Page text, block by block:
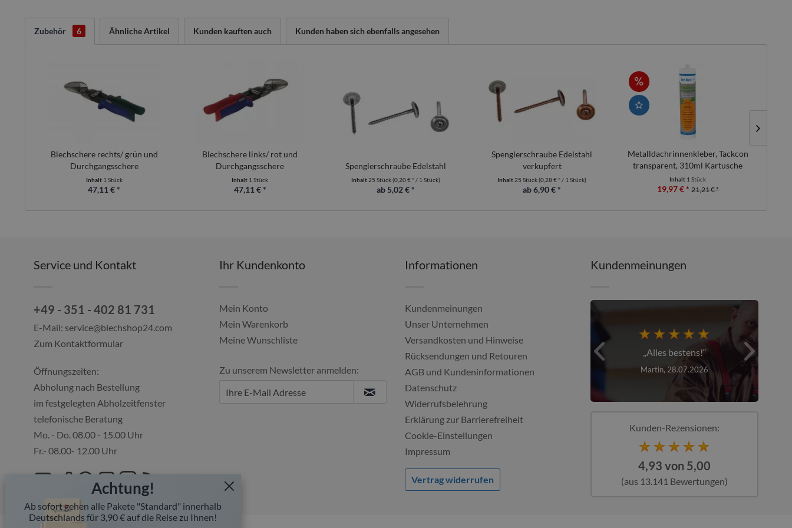
Achtung!
Ab sofort gehen alle Pakete "Standard" innerhalb
Deutschlands für 3,90 € auf die Reise zu Ihnen!
Zubehör 6 Ähnliche Artikel Kunden kauften auch Kunden haben sich ebenfalls angesehen
Blechschere rechts/ grün und
Durchgangsschere
Inhalt 1 Stück
47,11 € *
Blechschere links/ rot und
Durchgangsschere
Inhalt 1 Stück
47,11 € *
Spenglerschraube Edelstahl
Inhalt 25 Stück(0,20 € * / 1 Stück)
ab 5,02 € *
Spenglerschraube Edelstahl
verkupfert
Inhalt 25 Stück(0,28 € * / 1 Stück)
ab 6,90 € *
Metalldachrinnenkleber, Tackcon
transparent, 310ml Kartusche
Inhalt 1 Stück
19,97 € * 21,21 € *
Service und Kontakt
+49 - 351 - 402 81 731
E-Mail: service@blechshop24.com
Zum Kontaktformular
Öffnungszeiten:
Abholung nach Bestellung
im festgelegten Abholzeitfenster
telefonische Beratung
Mo. - Do. 08.00 - 15.00 Uhr
Fr.- 08.00- 12.00 Uhr
Ihr Kundenkonto
Mein Konto
Mein Warenkorb
Meine Wunschliste
Zu unserem Newsletter anmelden:
Informationen
Kundenmeinungen
Unser Unternehmen
Versandkosten und Hinweise
Rücksendungen und Retouren
AGB und Kundeninformationen
Datenschutz
Widerrufsbelehrung
Erklärung zur Barrierefreiheit
Cookie-Einstellungen
Impressum
Vertrag widerrufen
Kundenmeinungen
Schnelle Lieferung und die Ware war...
Regina, 04.08.2026
Zuverlässig und schnell
Peter, 02.08.2026
Alles bestens!
Martin, 28.07.2026
Kunden-Rezensionen:
4,93 von 5,00
(aus 13.141 Bewertungen)